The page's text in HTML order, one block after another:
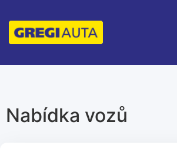
Nabídka vozů